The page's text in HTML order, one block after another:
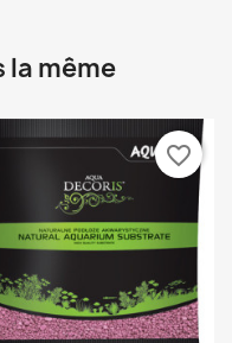
même
favorite_border